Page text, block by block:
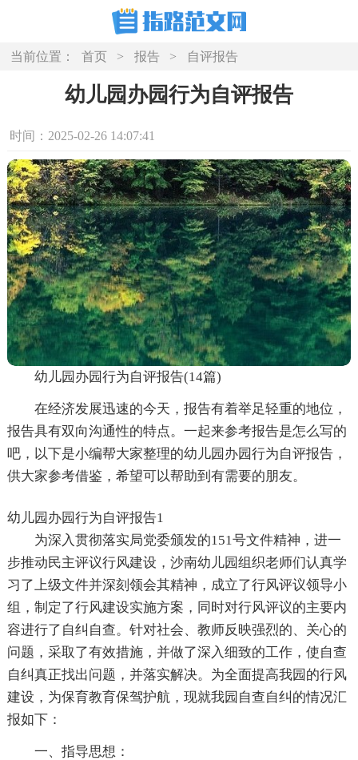
当前位置： 首页 > 报告 > 自评报告
幼儿园办园行为自评报告
时间：2025-02-26 14:07:41
幼儿园办园行为自评报告(14篇)
在经济发展迅速的今天，报告有着举足轻重的地位，
报告具有双向沟通性的特点。一起来参考报告是怎么写的
吧，以下是小编帮大家整理的幼儿园办园行为自评报告，
供大家参考借鉴，希望可以帮助到有需要的朋友。
幼儿园办园行为自评报告1
为深入贯彻落实局党委颁发的151号文件精神，进一
步推动民主评议行风建设，沙南幼儿园组织老师们认真学
习了上级文件并深刻领会其精神，成立了行风评议领导小
组，制定了行风建设实施方案，同时对行风评议的主要内
容进行了自纠自查。针对社会、教师反映强烈的、关心的
问题，采取了有效措施，并做了深入细致的工作，使自查
自纠真正找出问题，并落实解决。为全面提高我园的行风
建设，为保育教育保驾护航，现就我园自查自纠的情况汇
报如下：
一、指导思想：